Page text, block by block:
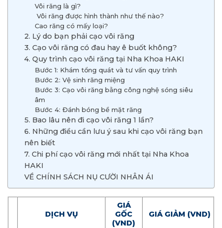
Vôi răng là gì?
Vôi răng được hình thành như thế nào?
Cao răng có mấy loại?
2. Lý do bạn phải cạo vôi răng
3. Cạo vôi răng có đau hay ê buốt không?
4. Quy trình cạo vôi răng tại Nha Khoa HAKI
Bước 1: Khám tổng quát và tư vấn quy trình
Bước 2: Vệ sinh răng miệng
Bước 3: Cạo vôi răng bằng công nghệ sóng siêu
âm
Bước 4: Đánh bóng bề mặt răng
5. Bao lâu nên đi cạo vôi răng 1 lần?
6. Những điều cần lưu ý sau khi cạo vôi răng bạn
nên biết
7. Chi phí cạo vôi răng mới nhất tại Nha Khoa
HAKI
VỀ CHÍNH SÁCH NỤ CƯỜI NHÂN ÁI
DỊCH VỤ
GIÁ
GỐC
(VND)
GIÁ GIẢM (VND)